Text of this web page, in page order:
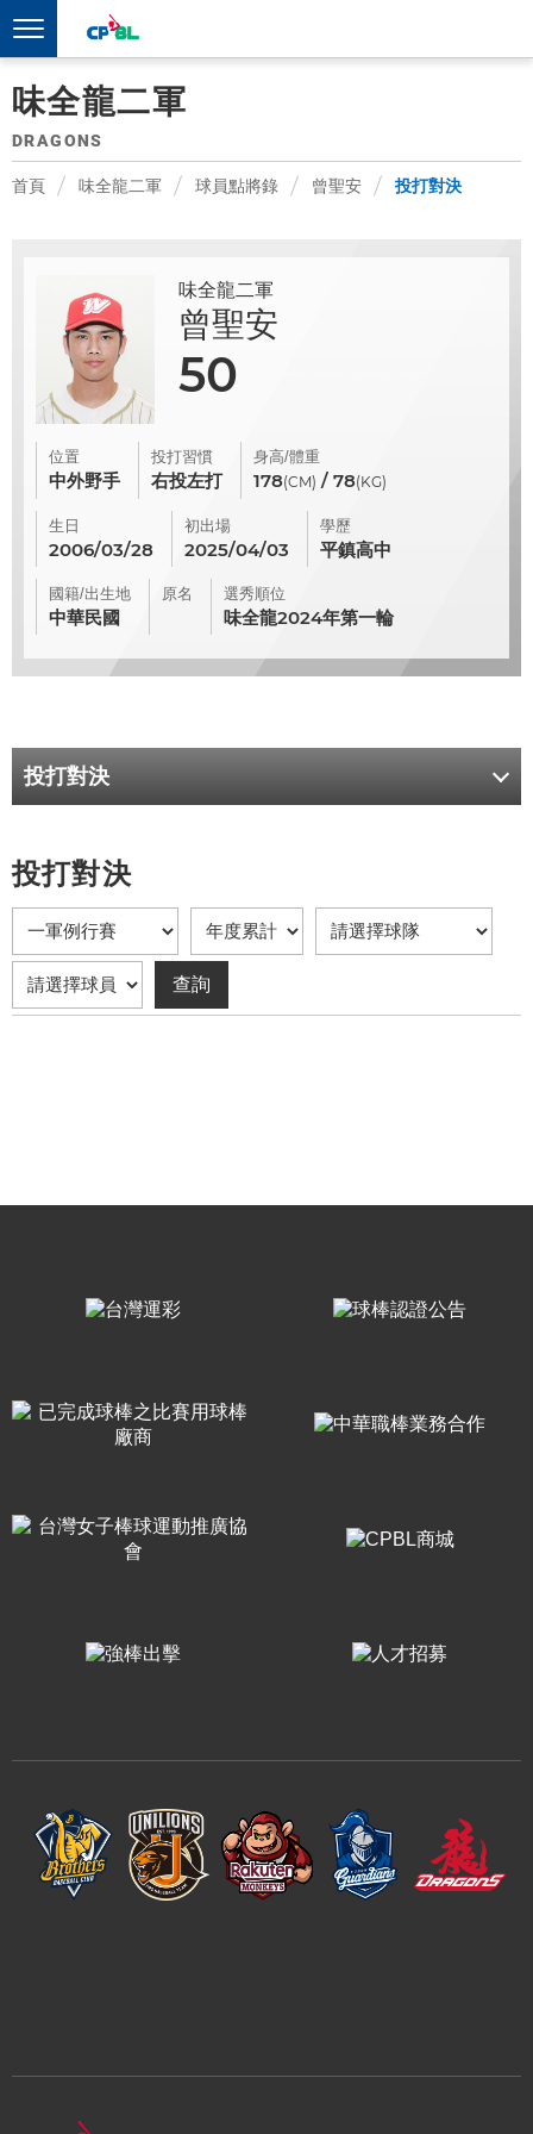
味全龍二軍
DRAGONS
首頁 味全龍二軍 球員點將錄 曾聖安 投打對決
味全龍二軍
曾聖安
50
位置
中外野手
投打習慣
右投左打
身高/體重
178(CM) / 78(KG)
生日
2006/03/28
初出場
2025/04/03
學歷
平鎮高中
國籍/出生地
中華民國
原名 選秀順位
味全龍2024年第一輪
投打對決
投打對決